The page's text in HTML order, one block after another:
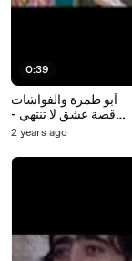
0:39
أبو طمزة والفواشات
قصة عشق لا تنتهي -
عيلة 7 نجوم
2 years ago